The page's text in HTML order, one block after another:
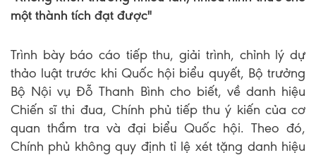
một thành tích đạt được"
Trình bày báo cáo tiếp thu, giải trình, chỉnh lý dự
thảo luật trước khi Quốc hội biểu quyết, Bộ trưởng
Bộ Nội vụ Đỗ Thanh Bình cho biết, về danh hiệu
Chiến sĩ thi đua, Chính phủ tiếp thu ý kiến của cơ
quan thẩm tra và đại biểu Quốc hội. Theo đó,
Chính phủ không quy định tỉ lệ xét tặng danh hiệu